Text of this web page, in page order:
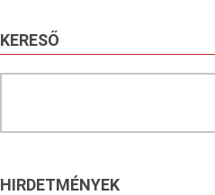
KERESŐ
HIRDETMÉNYEK